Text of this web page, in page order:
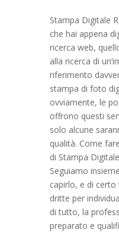
Stampa Digitale
che hai appena
ricerca web,
alla ricerca di
riferimento
stampa di foto
ovviamente, le
offrono questi
solo alcune
qualità. Come
di Stampa
Seguiamo
capirlo, e di
dritte per
di tutto, la
preparato e